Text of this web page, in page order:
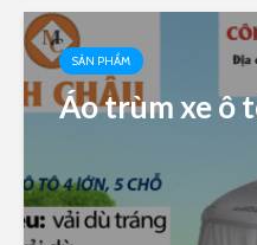
SẢN PHẨM
Áo trùm xe ô